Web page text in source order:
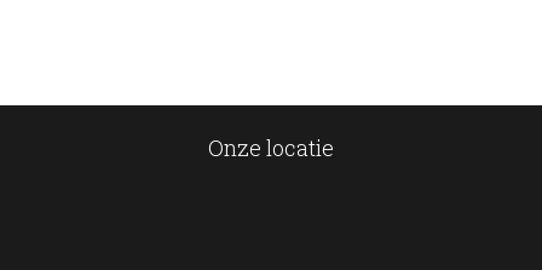
Onze locatie